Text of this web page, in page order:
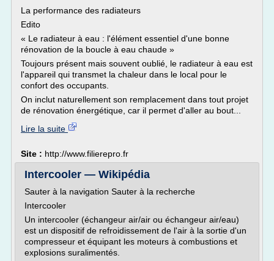
La performance des radiateurs
Edito
« Le radiateur à eau : l'élément essentiel d'une bonne
rénovation de la boucle à eau chaude »
Toujours présent mais souvent oublié, le radiateur à eau est
l'appareil qui transmet la chaleur dans le local pour le
confort des occupants.
On inclut naturellement son remplacement dans tout projet
de rénovation énergétique, car il permet d'aller au bout...
Lire la suite
Site : http://www.filierepro.fr
Intercooler — Wikipédia
Sauter à la navigation Sauter à la recherche
Intercooler
Un intercooler (échangeur air/air ou échangeur air/eau)
est un dispositif de refroidissement de l'air à la sortie d'un
compresseur et équipant les moteurs à combustions et
explosions suralimentés.